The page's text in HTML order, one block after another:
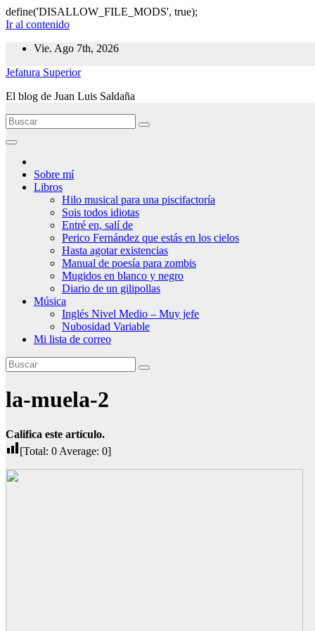
define('DISALLOW_FILE_MODS', true);
Ir al contenido
Vie. Ago 7th, 2026
Jefatura Superior
El blog de Juan Luis Saldaña
Sobre mí
Libros
Hilo musical para una piscifactoría
Sois todos idiotas
Entré en, salí de
Perico Fernández que estás en los cielos
Hasta agotar existencias
Manual de poesía para zombis
Mugidos en blanco y negro
Diario de un gilipollas
Música
Inglés Nivel Medio – Muy jefe
Nubosidad Variable
Mi lista de correo
la-muela-2
Califica este artículo.
[Total: 0 Average: 0]